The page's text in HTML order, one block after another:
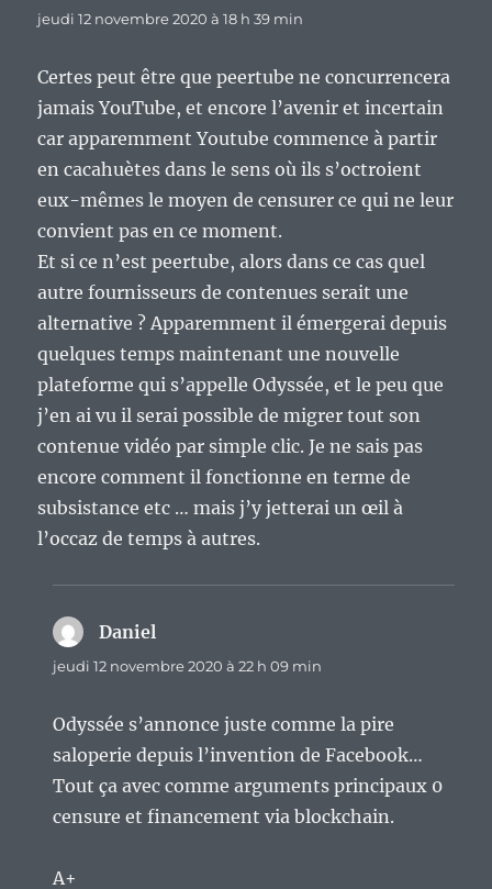
jeudi 12 novembre 2020 à 18 h 39 min
Certes peut être que peertube ne concurrencera
jamais YouTube, et encore l’avenir et incertain
car apparemment Youtube commence à partir
en cacahuètes dans le sens où ils s’octroient
eux-mêmes le moyen de censurer ce qui ne leur
convient pas en ce moment.
Et si ce n’est peertube, alors dans ce cas quel
autre fournisseurs de contenues serait une
alternative ? Apparemment il émergerai depuis
quelques temps maintenant une nouvelle
plateforme qui s’appelle Odyssée, et le peu que
j’en ai vu il serai possible de migrer tout son
contenue vidéo par simple clic. Je ne sais pas
encore comment il fonctionne en terme de
subsistance etc … mais j’y jetterai un œil à
l’occaz de temps à autres.
Daniel
jeudi 12 novembre 2020 à 22 h 09 min
Odyssée s’annonce juste comme la pire
saloperie depuis l’invention de Facebook…
Tout ça avec comme arguments principaux 0
censure et financement via blockchain.
A+